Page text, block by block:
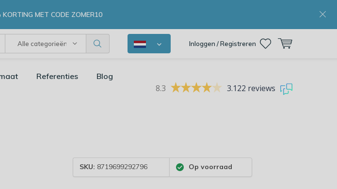
Alle categorieën Inloggen / Registreren
MET CODE ZOMER10
Referenties Blog
8.3 3.122 reviews
SKU: 8719699292796 Op voorraad